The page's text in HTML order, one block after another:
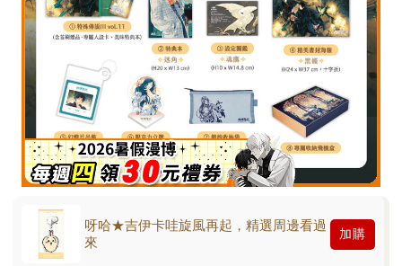
呀哈★吉伊卡哇旋風再起，精選周邊看過
來
加購